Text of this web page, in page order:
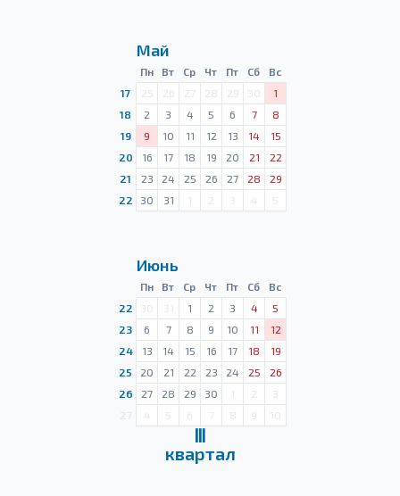
Май
Пн Вт Ср Чт Пт Сб
Вс
17
25 26 27 28 29 30
1
18
2 3 4 5 6 7
8
19
9 10 11 12 13 14
15
20
16 17 18 19 20 21
22
21
23 24 25 26 27 28
29
22
30 31 1 2 3 4 5
Июнь
Пн Вт Ср Чт Пт Сб
Вс
22
30 31 1 2 3 4
5
23
6 7 8 9 10 11
12
24
13 14 15 16 17 18
19
25
20 21 22 23 24 25
26
26
27 28 29 30 1 2
3
4 5 6 7 8 9 10
Ⅲ
квартал